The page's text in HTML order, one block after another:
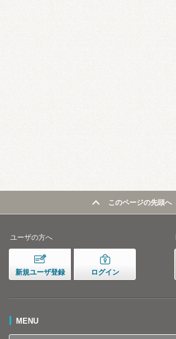
このページの先頭へ
ユーザの方へ
新規ユーザ登録 ログイン
MENU